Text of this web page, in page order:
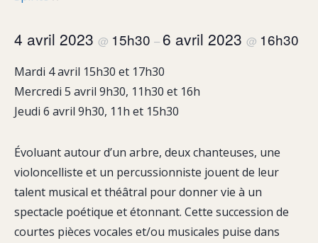
4 avril 2023 @ 15h30 – 6 avril 2023 @ 16h30
Mardi 4 avril 15h30 et 17h30
Mercredi 5 avril 9h30, 11h30 et 16h
Jeudi 6 avril 9h30, 11h et 15h30
Évoluant autour d’un arbre, deux chanteuses, une
violoncelliste et un percussionniste jouent de leur
talent musical et théâtral pour donner vie à un
spectacle poétique et étonnant. Cette succession de
courtes pièces vocales et/ou musicales puise dans